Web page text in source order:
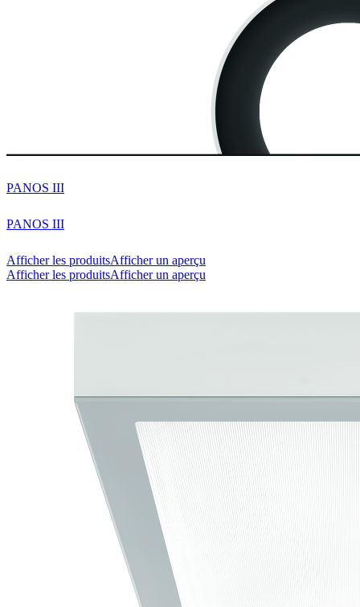
PANOS III
PANOS III
Afficher les produitsAfficher un aperçu
Afficher les produitsAfficher un aperçu